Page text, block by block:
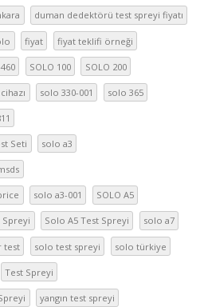
duman dedektörü test spreyi fiyatı
fiyat fiyat teklifi örneği
SOLO 100 SOLO 200
solo 330-001 solo 365
Seti solo a3
solo a3-001 SOLO A5
Solo A5 Test Spreyi solo a7
test solo test spreyi solo türkiye
Test Spreyi
yangın test spreyi